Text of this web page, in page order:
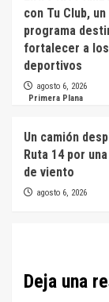
con Tu Club, un
programa
fortalecer a
deportivos
agosto 6, 2026
Primera Plana
Un camión
Ruta 14 por
de viento
agosto 6, 2026
Deja una